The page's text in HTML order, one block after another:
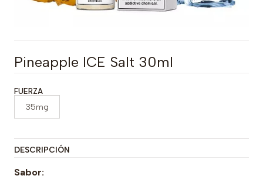
Pineapple ICE Salt 30ml
FUERZA
35mg
DESCRIPCIÓN
Sabor: